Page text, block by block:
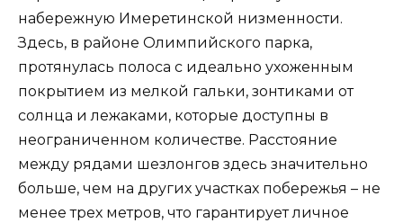
набережную Имеретинской низменности.
Здесь, в районе Олимпийского парка,
протянулась полоса с идеально ухоженным
покрытием из мелкой гальки, зонтиками от
солнца и лежаками, которые доступны в
неограниченном количестве. Расстояние
между рядами шезлонгов здесь значительно
больше, чем на других участках побережья – не
менее трех метров, что гарантирует личное